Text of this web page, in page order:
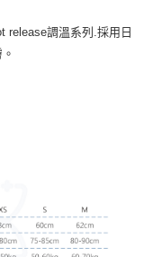
release調溫系列 採用日